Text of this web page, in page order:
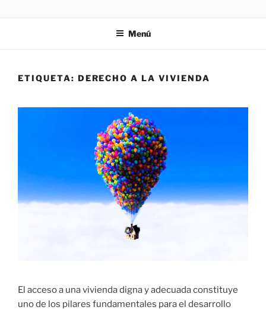
Menú
ETIQUETA: DERECHO A LA VIVIENDA
El acceso a una vivienda digna y adecuada constituye
uno de los pilares fundamentales para el desarrollo